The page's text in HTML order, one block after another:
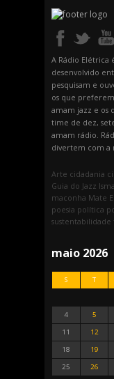
A Rádio
desenvolvido
pesquisam e
os que
amam jazz e os
time de dez,
amam rádio.
divertem com a
Arte cidadania
Guia do Jazz
maconha Mate
poesia política
sustentabilidade
maio 2026
S T
4
5
11
12
18
19
25
26